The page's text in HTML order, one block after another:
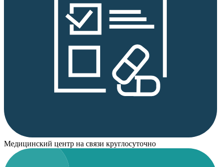
Медицинский центр на связи круглосуточно